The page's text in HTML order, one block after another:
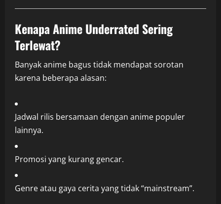
Kenapa Anime Underrated Sering
Terlewat?
Banyak anime bagus tidak mendapat sorotan
karena beberapa alasan:
Jadwal rilis bersamaan dengan anime populer
lainnya.
Promosi yang kurang gencar.
Genre atau gaya cerita yang tidak “mainstream”.